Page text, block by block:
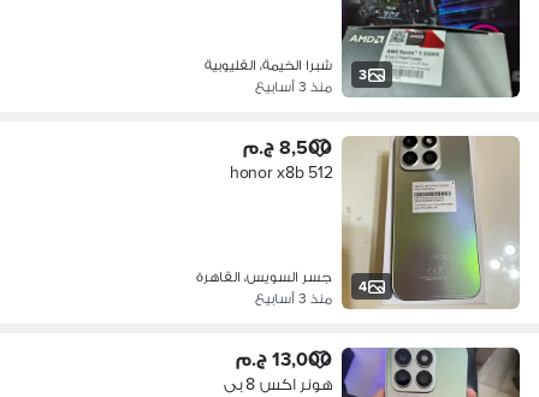
3
شبرا الخيمة، القليوبية
منذ 3 أسابيع
4
8,500 ج.م
honor x8b 512
جسر السويس، القاهرة
منذ 3 أسابيع
13,000 ج.م
هونر اكس 8 بى